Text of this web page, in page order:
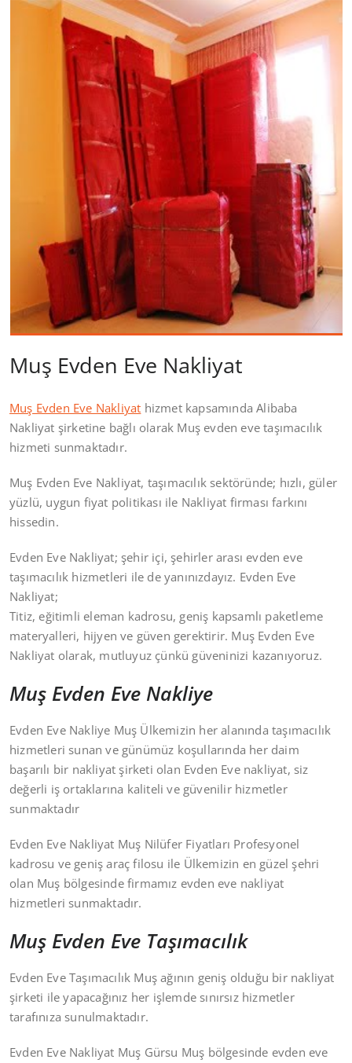
Muş Evden Eve Nakliyat
Muş Evden Eve Nakliyat hizmet kapsamında Alibaba
Nakliyat şirketine bağlı olarak Muş evden eve taşımacılık
hizmeti sunmaktadır.
Muş Evden Eve Nakliyat, taşımacılık sektöründe; hızlı, güler
yüzlü, uygun fiyat politikası ile Nakliyat firması farkını
hissedin.
Evden Eve Nakliyat; şehir içi, şehirler arası evden eve
taşımacılık hizmetleri ile de yanınızdayız. Evden Eve
Nakliyat;
Titiz, eğitimli eleman kadrosu, geniş kapsamlı paketleme
materyalleri, hijyen ve güven gerektirir. Muş Evden Eve
Nakliyat olarak, mutluyuz çünkü güveninizi kazanıyoruz.
Muş Evden Eve Nakliye
Evden Eve Nakliye Muş Ülkemizin her alanında taşımacılık
hizmetleri sunan ve günümüz koşullarında her daim
başarılı bir nakliyat şirketi olan Evden Eve nakliyat, siz
değerli iş ortaklarına kaliteli ve güvenilir hizmetler
sunmaktadır
Evden Eve Nakliyat Muş Nilüfer Fiyatları Profesyonel
kadrosu ve geniş araç filosu ile Ülkemizin en güzel şehri
olan Muş bölgesinde firmamız evden eve nakliyat
hizmetleri sunmaktadır.
Muş Evden Eve Taşımacılık
Evden Eve Taşımacılık Muş ağının geniş olduğu bir nakliyat
şirketi ile yapacağınız her işlemde sınırsız hizmetler
tarafınıza sunulmaktadır.
Evden Eve Nakliyat Muş Gürsu Muş bölgesinde evden eve